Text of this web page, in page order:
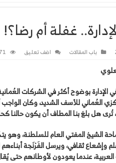
غفلة أم رضا؟!
باب المقالات اضف تعليق 471
الإدارة بوضوح أكثر في الشركات
العُماني للأسف الشديد، وكان
تُرى هل بلغ بنا المطاف أن يكون حالنا
الشيخ المفتي العام للسلطنة، وهو
وإشعاع ثقافي، ويرسل الفَرْنَجة
عندما يعودون لأوطانهم حتى